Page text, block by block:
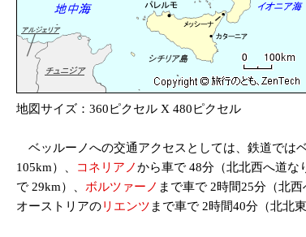
地図サイズ：360ピクセル X 480ピクセル
ベッルーノへの交通アクセスとしては、鉄道では
105km）、
コネリアノから車で 48分（北北西へ道な
で 29km）、 ボルツァーノ まで車で 2時間25分（北
オーストリアのリエンツ まで車で 2時間40分（北北